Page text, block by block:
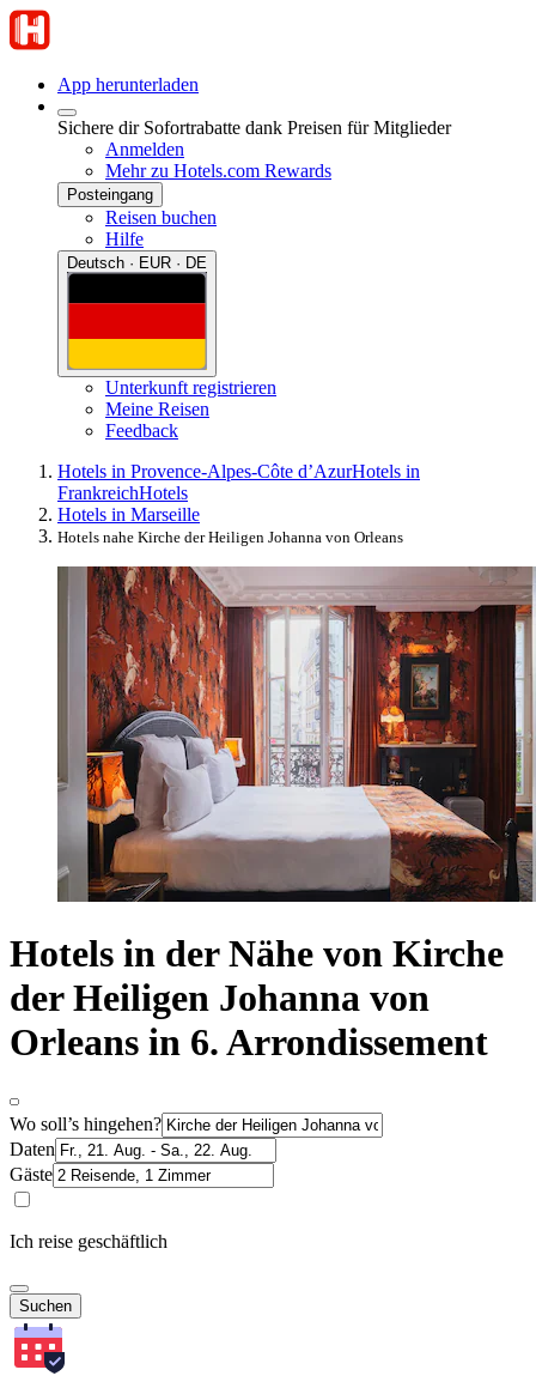
App herunterladen
Sichere dir Sofortrabatte dank Preisen für Mitglieder
Anmelden
Mehr zu Hotels.com Rewards
Posteingang
Reisen buchen
Hilfe
Deutsch · EUR · DE
Unterkunft registrieren
Meine Reisen
Feedback
Hotels in Provence-Alpes-Côte d’AzurHotels in
FrankreichHotels
Hotels in Marseille
Hotels nahe Kirche der Heiligen Johanna von Orleans
Hotels in der Nähe von Kirche
der Heiligen Johanna von
Orleans in 6. Arrondissement
Wo soll’s hingehen?
Daten
Gäste
Ich reise geschäftlich
Suchen